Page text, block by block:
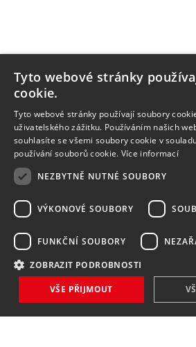
NOVINKY
Tyto webové stránky
cookie.
Tyto webové stránky používají soubory
uživatelského zážitku. Používáním našich
souhlasíte se všemi soubory cookie v
používání souborů cookie. Více informací
NEZBYTNĚ NUTNÉ SOUBORY
VÝKONOVÉ SOUBORY
FUNKČNÍ SOUBORY
ZOBRAZIT PODROBNOSTI
VŠE PŘIJMOUT